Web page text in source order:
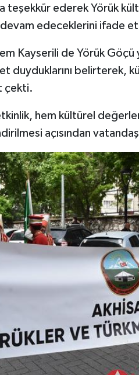
teşekkür ederek Yörük
edeceklerini ifade
Kayserili de Yörük Göçü
duyduklarını belirterek,
çekti.
hem kültürel
açısından